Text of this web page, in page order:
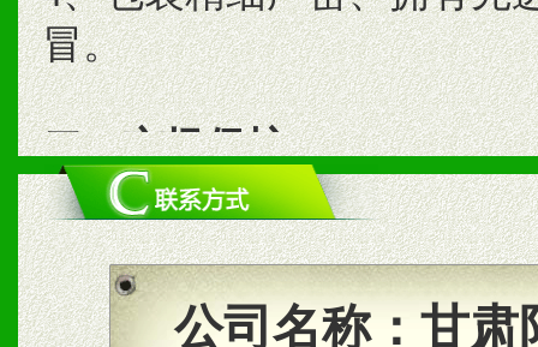
冒。
二、市场保护
1、统一市场价格；建立全
商利润。
2、区域独家经营；建立区
公司名称： 甘肃